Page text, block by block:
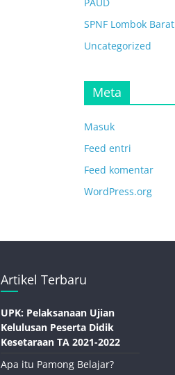
SPNF Lombok Barat
Uncategorized
Meta
Masuk
Feed entri
Feed komentar
WordPress.org
Artikel Terbaru
UPK: Pelaksanaan Ujian
Kelulusan Peserta Didik
Kesetaraan TA 2021-2022
Apa itu Pamong Belajar?